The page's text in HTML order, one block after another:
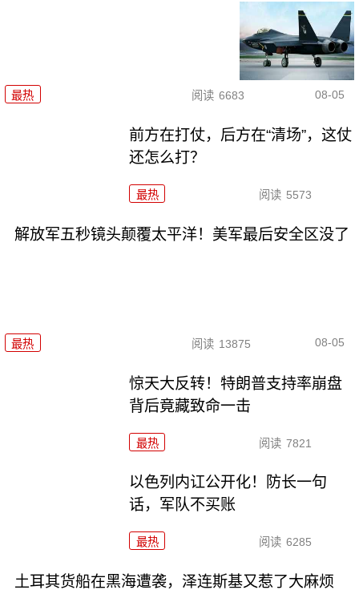
最热 阅读 6683 08-05
前方在打仗，后方在“清场”，这仗
还怎么打？
最热 阅读 5573
解放军五秒镜头颠覆太平洋！美军最后安全区没了
最热 阅读 13875 08-05
惊天大反转！特朗普支持率崩盘
背后竟藏致命一击
最热 阅读 7821
以色列内讧公开化！防长一句
话，军队不买账
最热 阅读 6285
土耳其货船在黑海遭袭，泽连斯基又惹了大麻烦